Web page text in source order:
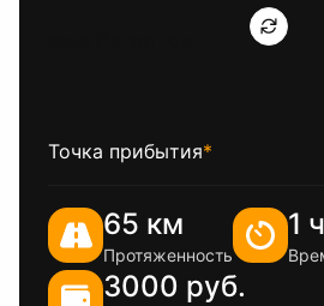
Точка прибытия*
65 км
Протяженность
1 ч
3000 руб.